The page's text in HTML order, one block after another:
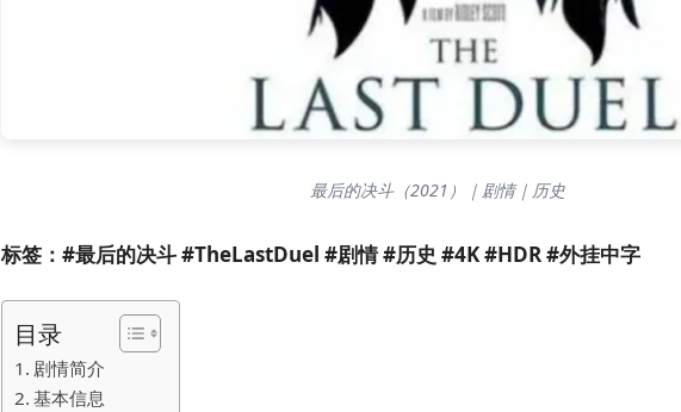
最后的决斗（2021）｜剧情｜历史
标签：#最后的决斗 #TheLastDuel #剧情 #历史 #4K #HDR #外挂中字
目录
剧情简介
基本信息